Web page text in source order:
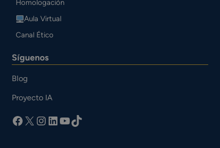
Homologación
Aula Virtual
Canal Ético
Síguenos
Blog
Proyecto IA
facebook
X Instagram
LinkedIn
YouTube
TikTok